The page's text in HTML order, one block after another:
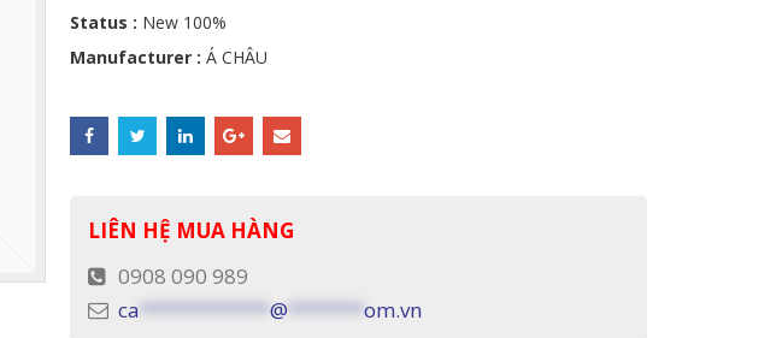
Status : New 100%
Manufacturer : Á CHÂU
LIÊN HỆ MUA HÀNG
0908 090 989
ca ************@ *******om.vn